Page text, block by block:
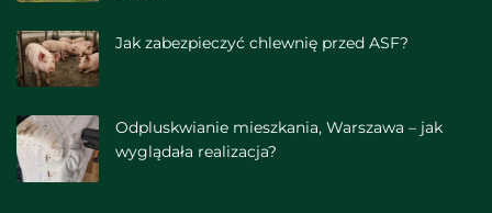
Jak zabezpieczyć chlewnię przed ASF?
Odpluskwianie mieszkania, Warszawa – jak
wyglądała realizacja?